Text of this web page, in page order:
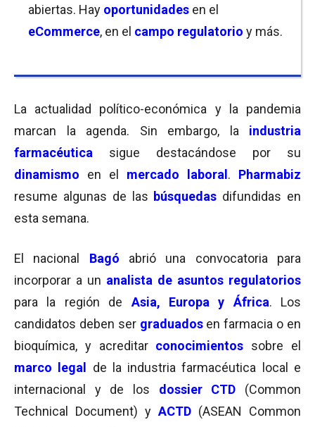
abiertas. Hay oportunidades en el
eCommerce, en el campo regulatorio y más.
La actualidad político-económica y la pandemia
marcan la agenda. Sin embargo, la industria
farmacéutica sigue destacándose por su
dinamismo
en el mercado laboral . Pharmabiz
resume algunas de las búsquedas difundidas en
esta semana.
El nacional Bagó
abrió una convocatoria para
incorporar a un analista de asuntos regulatorios
para la región de Asia, Europa y África. Los
candidatos deben ser graduados en farmacia o en
bioquímica, y acreditar conocimientos sobre el
marco legal
de la industria farmacéutica local e
internacional y de los dossier CTD (Common
Technical Document) y ACTD (ASEAN Common